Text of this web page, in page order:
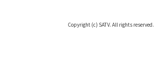
Copyright (c) SATV. All rights reserved.